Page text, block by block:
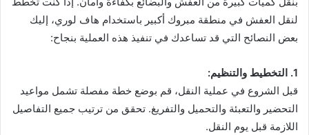
لنقل العفش في منطقة مبروك أكبير باستخدام هاف لوري، إليك
بعض النصائح التي قد تساعدك في تنفيذ هذه العملية بنجاح:
1. التخطيط والتنظيم:
قبل الشروع في عملية النقل، قم بوضع خطة مفصلة تشمل مواعيد
التحضير والتعبئة والتحميل والتفريغ. تحقق من ترتيب جميع التفاصيل
اللازمة قبل يوم النقل.